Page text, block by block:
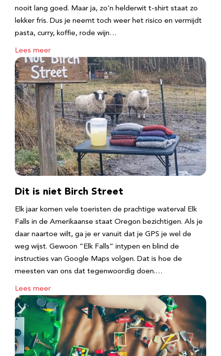
nooit lang goed. Maar ja, zo’n helderwit t-shirt staat zo
lekker fris. Dus je neemt toch weer het risico en vermijdt
pasta, curry, koffie, rode wijn…
Lees meer
Dit is niet Birch Street
Elk jaar komen vele toeristen de prachtige waterval Elk
Falls in de Amerikaanse staat Oregon bezichtigen. Als je
daar naartoe wilt, ga je er vanuit dat je GPS je wel de
weg wijst. Gewoon “Elk Falls” intypen en blind de
instructies van Google Maps volgen. Dat is hoe de
meesten van ons dat tegenwoordig doen.…
Lees meer